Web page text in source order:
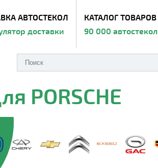
АВТОСТЕКОЛ
доставки
КАТАЛОГ ТОВАРОВ
90 000 автостекол
PORSCHE